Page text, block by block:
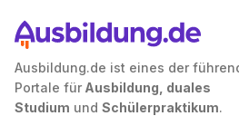
Ausbildung.de ist eines der
Portale für Ausbildung, duales
Studium und Schülerpraktikum.